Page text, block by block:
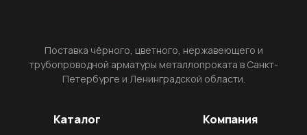
Поставка чёрного, цветного, нержавеющего и
трубопроводной арматуры металлопроката в Санкт-
Петербурге и Ленинградской области.
Каталог Компания